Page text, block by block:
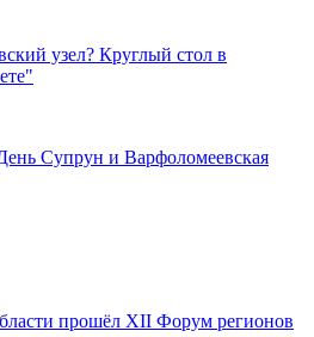
узел? Круглый стол в
Супрун и Варфоломеевская
прошёл XII Форум регионов